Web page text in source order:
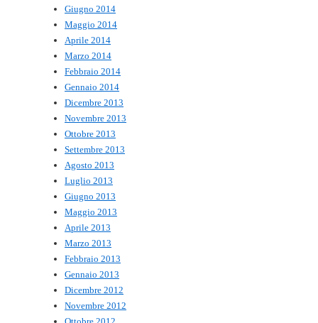
Giugno 2014
Maggio 2014
Aprile 2014
Marzo 2014
Febbraio 2014
Gennaio 2014
Dicembre 2013
Novembre 2013
Ottobre 2013
Settembre 2013
Agosto 2013
Luglio 2013
Giugno 2013
Maggio 2013
Aprile 2013
Marzo 2013
Febbraio 2013
Gennaio 2013
Dicembre 2012
Novembre 2012